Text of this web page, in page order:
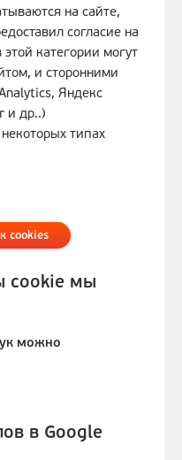
на сайте,
согласие на
категории могут
и сторонними
Яндекс
и др..)
типах
cookies
cookie мы
можно
в Google